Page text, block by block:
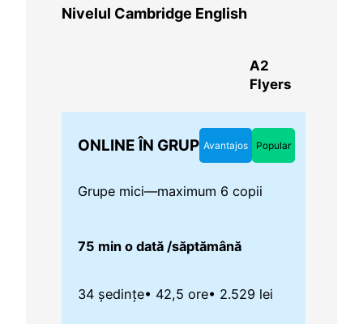
Nivelul Cambridge English
A2
Flyers
ONLINE ÎN GRUP Avantajos Popular
Grupe mici—maximum 6 copii
75 min o dată /săptămână
34 ședințe• 42,5 ore• 2.529 lei